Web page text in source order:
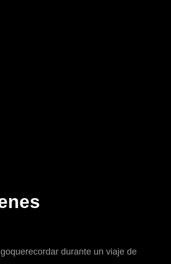
durante un viaje de